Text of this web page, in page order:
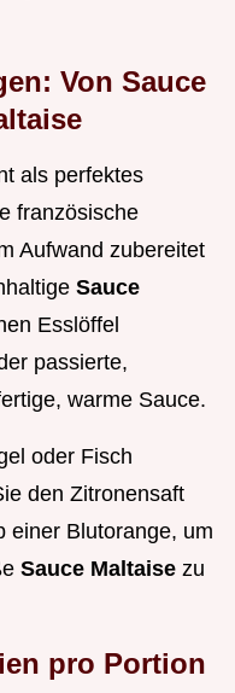
Von Sauce
als perfektes
französische
Aufwand zubereitet
Sauce
Esslöffel
passierte,
warme Sauce.
oder Fisch
den Zitronensaft
einer Blutorange, um
Sauce Maltaise zu
pro Portion